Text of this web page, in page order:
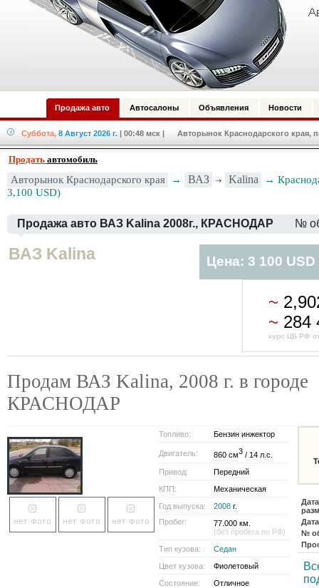
Продажа авто Автосалоны Объявления Новости
Суббота, 8 Август 2026 г. | 00:48 мск | Авторынок Краснодарского края,
Продать автомобиль
Авторынок Краснодарского края → ВАЗ Kalina
→
3,100 USD)
Продажа авто ВАЗ Kalina 2008г., КРАСНОДАР №
ВАЗ Kalina Цена: 3 100 USD
~
~ 284
курс ЦБ РФ
Продам ВАЗ Kalina, 2008 г. в городе
КРАСНОДАР
Топливо: Бензин инжектор
Двигатель: 860 см3 / 14 л.с.
Привод:
Передний
КПП:
Механическая
Год выпуска:
2008 г.
Пробег:
77.000 км.
(без пробега по РФ)
Тип кузова:
Седан
Цвет кузова:
Фиолетовый
Состояние:
Отличное
Дата
№